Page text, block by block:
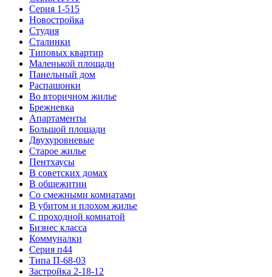
Серия 1-515
Новостройка
Студия
Сталинки
Типовых квартир
Маленькой площади
Панельный дом
Распашонки
Во вторичном жилье
Брежневка
Апартаменты
Большой площади
Двухуровневые
Старое жилье
Пентхаусы
В советских домах
В общежитии
Со смежными комнатами
В убитом и плохом жилье
С проходной комнатой
Бизнес класса
Коммуналки
Серия п44
Типа П-68-03
Застройка 2-18-12